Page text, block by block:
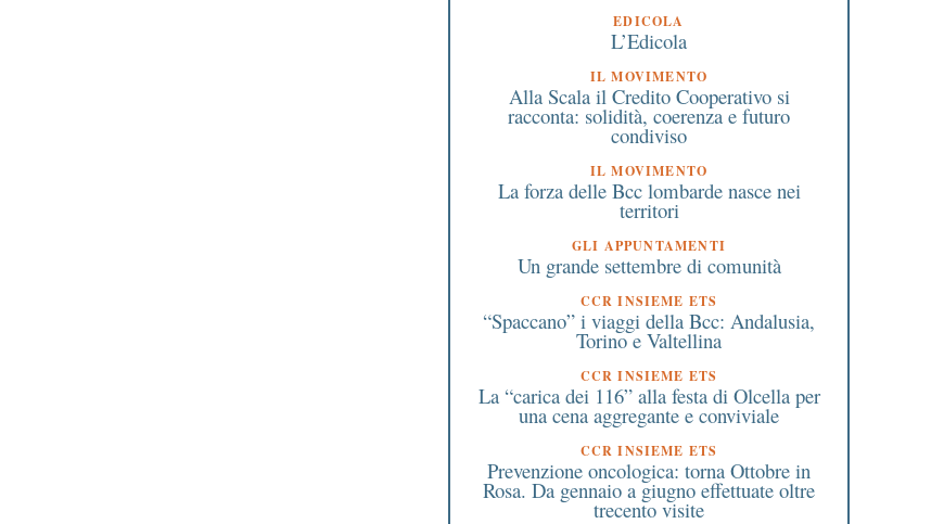
EDICOLA
L’Edicola
IL MOVIMENTO
Alla Scala il Credito Cooperativo si
racconta: solidità, coerenza e futuro
condiviso
IL MOVIMENTO
La forza delle Bcc lombarde nasce nei
territori
GLI APPUNTAMENTI
Un grande settembre di comunità
CCR INSIEME ETS
“Spaccano” i viaggi della Bcc: Andalusia,
Torino e Valtellina
CCR INSIEME ETS
La “carica dei 116” alla festa di Olcella per
una cena aggregante e conviviale
CCR INSIEME ETS
Prevenzione oncologica: torna Ottobre in
Rosa. Da gennaio a giugno effettuate oltre
trecento visite